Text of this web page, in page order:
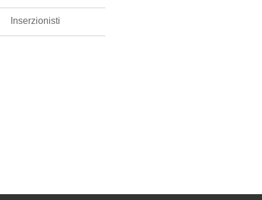
Inserzionisti